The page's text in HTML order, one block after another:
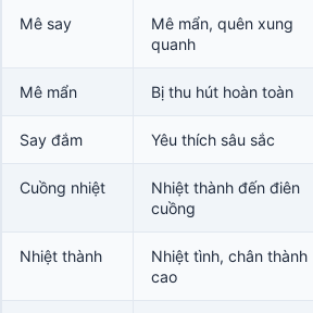
Mê say
Mê mẩn, quên xung
quanh
Mê mẩn Bị thu hút hoàn toàn
Say đắm Yêu thích sâu sắc
Cuồng nhiệt
Nhiệt thành đến điên
cuồng
Nhiệt thành
Nhiệt tình, chân thành
cao